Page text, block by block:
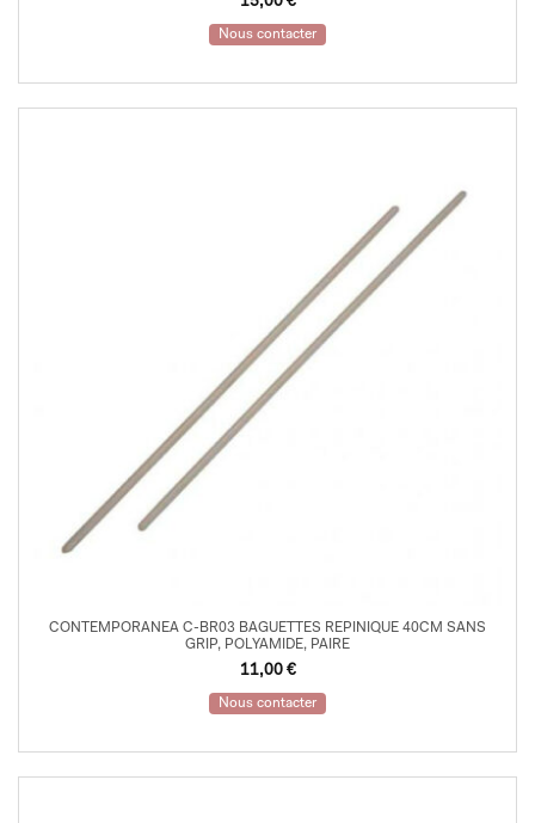
Nous contacter
CONTEMPORANEA C-BR03 BAGUETTES REPINIQUE 40CM SANS
GRIP, POLYAMIDE, PAIRE
11,00 €
Nous contacter